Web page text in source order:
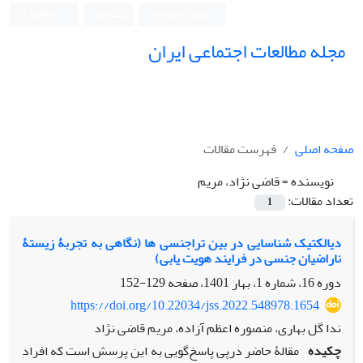
مجله مطالعات اجتماعی ایران
صفحه اصلی
فهرست مقالات
نویسنده =قاضی نژاد، مریم
تعداد مقالات:
1
دیالکتیک شناسایی در بین تراجنسی ‏ها (نگاهی به تجربۀ زیستۀ
ناراضیان جنسی در فرایند هویت‏ یابی)
دوره 16، شماره 1، بهار 1401، صفحه
129-152
https://doi.org/10.22034/jss.2022.548978.1654
ندا گل بهاری، منصوره اعظم آزاده، مریم قاضی نژاد
چکیده مقالۀ حاضر درپی پاسخ‌گویی به این پرسش است که افراد